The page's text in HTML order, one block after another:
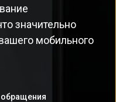
значительно
мобильного